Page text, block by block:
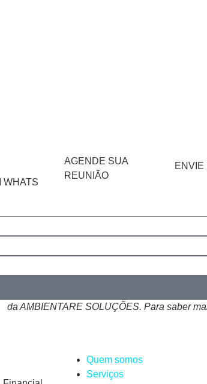
WHATS
AGENDE SUA
REUNIÃO
ENVIE
da AMBIENTARE SOLUÇÕES. Para saber
Quem somos
Serviços